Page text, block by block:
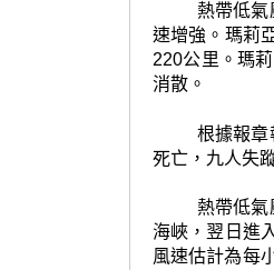
熱帶低氣
速增強。瑪莉
220公里。瑪
消散。
根據報章
死亡，九人失
熱帶低氣
海峽，翌日進
風速估計為每